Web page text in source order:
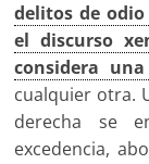
delitos de
el discurso
considera
cualquier otra.
derecha se
excedencia,